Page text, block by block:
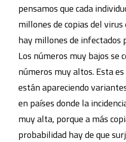
pensamos que cada
millones de copias del virus
hay millones de infectados
Los números muy bajos se
números muy altos. Esta
están apareciendo
en países donde la
muy alta, porque a más
probabilidad hay de que